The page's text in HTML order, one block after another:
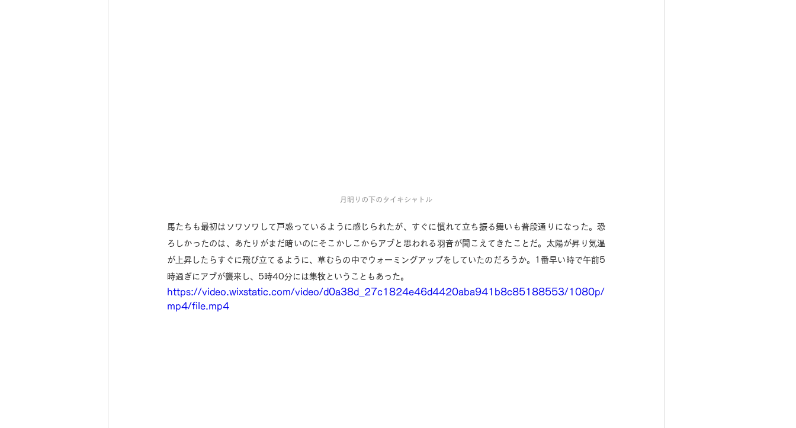
月明りの下のタイキシャトル
馬たちも最初はソワソワして戸惑っているように感じられたが、すぐに慣れて立ち振る舞いも普段通りになった。恐
ろしかったのは、あたりがまだ暗いのにそこかしこからアブと思われる羽音が聞こえてきたことだ。太陽が昇り気温
が上昇したらすぐに飛び立てるように、草むらの中でウォーミングアップをしていたのだろうか。1番早い時で午前5
時過ぎにアブが襲来し、5時40分には集牧ということもあった。
https://video.wixstatic.com/video/d0a38d_27c1824e46d4420aba941b8c85188553/1080p/
mp4/file.mp4